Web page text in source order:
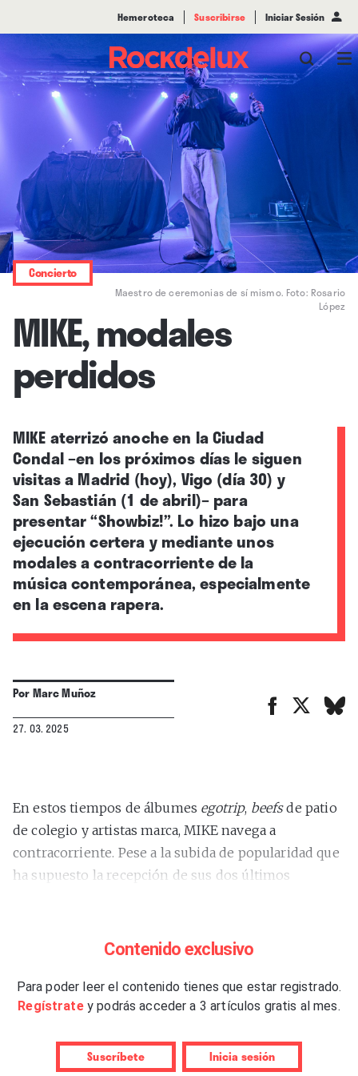
Hemeroteca Suscribirse Iniciar Sesión
Maestro de ceremonias de sí mismo. Foto: Rosario
López
Concierto
MIKE, modales
perdidos
MIKE aterrizó anoche en la Ciudad
Condal –en los próximos días le siguen
visitas a Madrid (hoy), Vigo (día 30) y
San Sebastián (1 de abril)– para
presentar “Showbiz!”. Lo hizo bajo una
ejecución certera y mediante unos
modales a contracorriente de la
música contemporánea, especialmente
en la escena rapera.
PorMarc Muñoz
27. 03. 2025
En estos tiempos de álbumes egotrip, beefsde patio
de colegio y artistas marca, MIKE navega a
contracorriente. Pese a la subida de popularidad que
ha supuesto la recepción de sus dos últimos
afincado en Nueva York mantiene su sujeción al
más de una hora en La Nau de Barcelona. Y en esta
era de narcisismo por doquier, se agradecen los
expresada por el de Nueva Jersey durante varios
Contenido exclusivo
Para poder leer el contenido tienes que estar registrado.
Regístrate y podrás acceder a 3 artículos gratis al mes.
Suscríbete Inicia sesión